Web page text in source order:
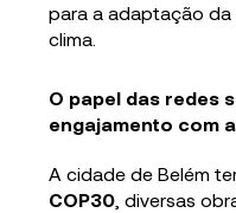
para a adaptação da
clima.
O papel das redes
engajamento com
A cidade de Belém
COP30 , diversas